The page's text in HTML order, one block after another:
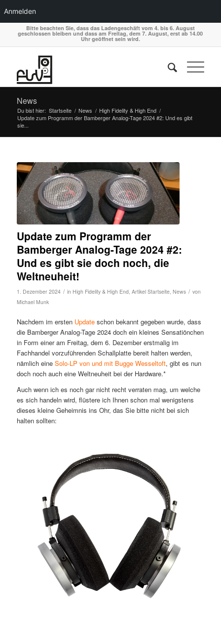
Anmelden
Bitte beachten Sie, dass das Ladengeschäft vom 4. bis 6. August
geschlossen bleiben und dass am Freitag, dem 7. August, erst ab 14.00
Uhr geöffnet sein wird.
News
Du bist hier: Startseite / News / High Fidelity & High End /
Update zum Programm der Bamberger Analog-Tage 2024 #2: Und es gibt
sie...
Update zum Programm der
Bamberger Analog-Tage 2024 #2:
Und es gibt sie doch noch, die
Weltneuheit!
1. Dezember 2024 / in High Fidelity & High End, Artikel Startseite, News / von
Michael Munk
Nachdem im ersten Updateschon bekannt gegeben wurde, dass
die Bamberger Analog-Tage 2024 doch ein kleines Sensatiönchen
in Form einer am Freitag, dem 6. Dezember erstmalig im
Fachhandel vorzuführenden Schallplatte bereit halten werden,
nämlich eine Solo-LP von und mit Bugge Wesseltoft, gibt es nun
doch noch auch eine Weltneuheit bei der Hardware.*
Auch wenn ich es noch gar nicht recht verraten mag, um welche
es sich handeln wird, flüstere ich Ihnen schon mal wenigstens
dieses kleine Geheimnis ins Ohr, das Sie bitte nicht bei sich
halten sollten: